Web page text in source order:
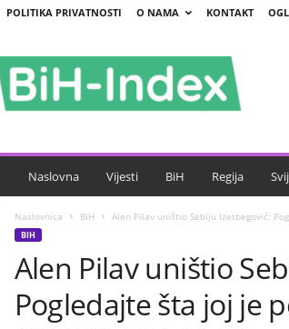
POLITIKA PRIVATNOSTI O NAMA KONTAKT
Naslovna Vijesti BiH Regija
Naslovnica BiH Alen Pilav uništio Sebiju Izetbegović:
BIH
Alen Pilav uništio
Pogledajte šta joj je